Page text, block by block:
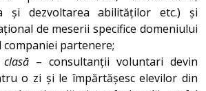
și dezvoltarea abilităților etc.) și
de meserii specifice domeniului
companiei partenere;
– consultanții voluntari devin
o zi și le împărtășesc elevilor din